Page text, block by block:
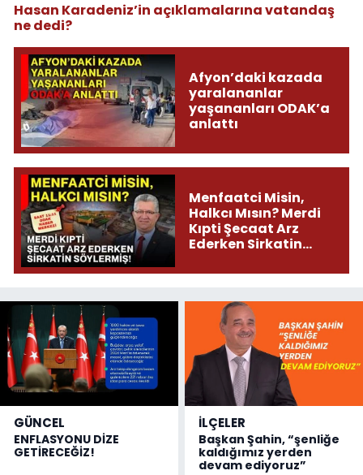
Hasan Karadeniz’in açıklamalarına vatandaş
ne dedi?
Afyon’daki kazada
yaralananlar
yaşananları ODAK’a
anlattı
Menfaatci Misin,
Halkcı Mısın? Merdi
Kıpti Şecaat Arz
Ederken Sirkatin
GÜNCEL
ENFLASYONU DİZE
GETİRECEĞİZ!
İLÇELER
Başkan Şahin, “şenliğe
kaldığımız yerden
devam ediyoruz”